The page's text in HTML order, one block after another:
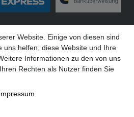
Website. Einige von diesen sind
uns helfen, diese Website und Ihre
Informationen zu den von uns
Rechten als Nutzer finden Sie